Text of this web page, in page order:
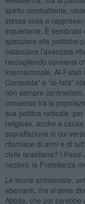
spirito combattente,
stessa cosa e
inquietante. È sembrato
speculare alle politiche
ostacolare l’avanzata
raccogliendo consensi
internazionale. Al-Fatah
Conquista” e “al-fatā”
non sempre
consenso tra la
sua politica radicale,
religioso, anche a
sopraffazione in cui
rifornisce di armi e di
civile israeliana? I Paesi
nazioni, la Fratellanza
Le teorie antisioniste,
aberranti, ma si deve
Abbās, che poi sarebbe